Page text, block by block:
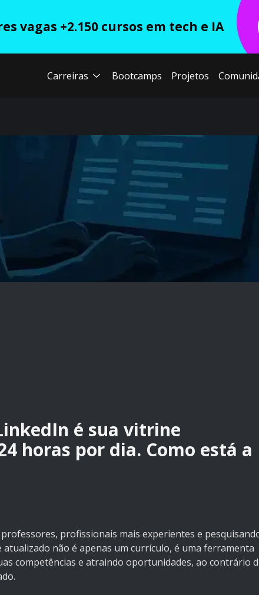
vagas +2.150 cursos em tech e IA
Carreiras Bootcamps Projetos
é sua vitrine
horas por dia. Como está a
profissionais mais experientes e
não é apenas um currículo, é uma ferramenta
competências e atraindo oportunidades, ao contrário